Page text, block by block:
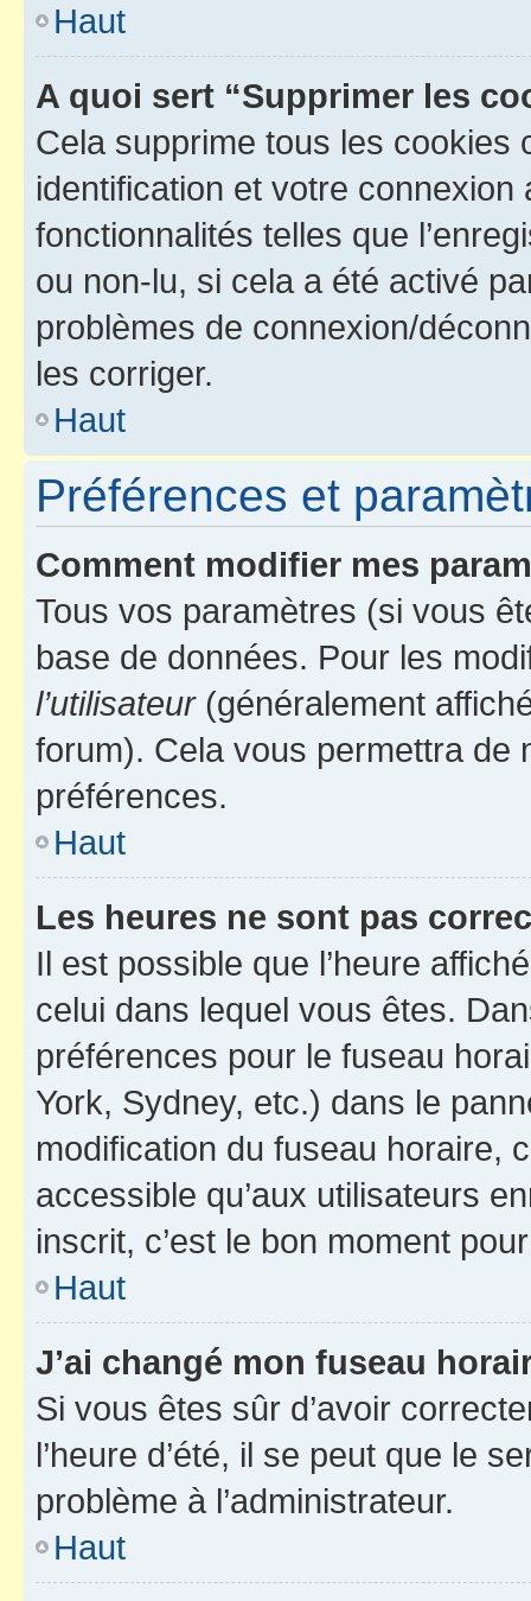
Haut
A quoi sert “Supprimer les
Cela supprime tous les cookies
identification et votre
fonctionnalités telles que
ou non-lu, si cela a été activé
problèmes de connexion/
les corriger.
Haut
Préférences et
Comment modifier mes
Tous vos paramètres (si vous
base de données. Pour les
l’utilisateur(généralement
forum). Cela vous permettra de
préférences.
Haut
Les heures ne sont pas
Il est possible que l’heure
celui dans lequel vous êtes.
préférences pour le fuseau
York, Sydney, etc.) dans le
modification du fuseau horaire,
accessible qu’aux utilisateurs
inscrit, c’est le bon moment
Haut
J’ai changé mon fuseau
Si vous êtes sûr d’avoir
l’heure d’été, il se peut que le
problème à l’administrateur.
Haut